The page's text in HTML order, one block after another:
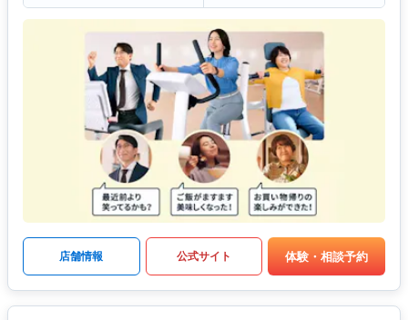
店舗情報 公式サイト 体験・相談予約